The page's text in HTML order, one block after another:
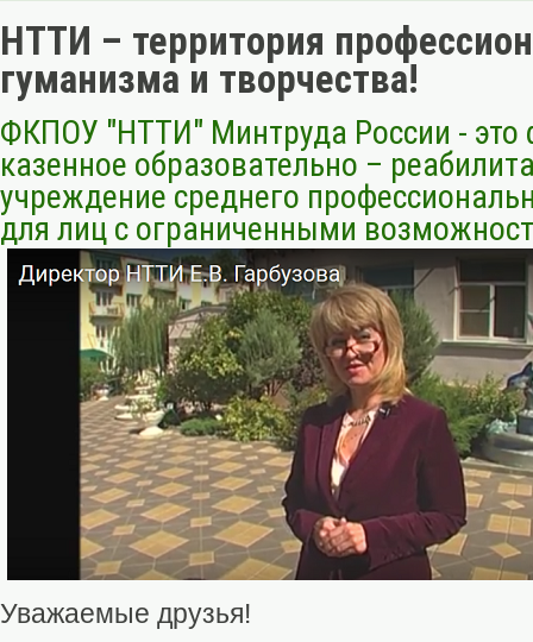
НТТИ – территория
гуманизма и творчества!
ФКПОУ "НТТИ" Минтруда России - это
казенное образовательно –
учреждение среднего
для лиц с ограниченными
Уважаемые друзья!